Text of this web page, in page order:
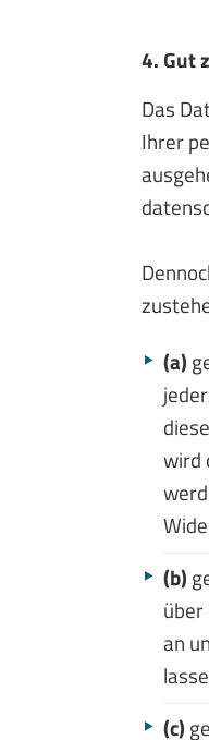
4. Gut
Das
Ihrer
(a)
wird
(b)
an
(c)